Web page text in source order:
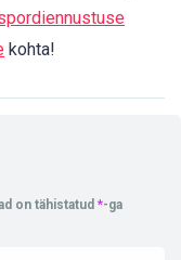
kohta!
on tähistatud *-ga